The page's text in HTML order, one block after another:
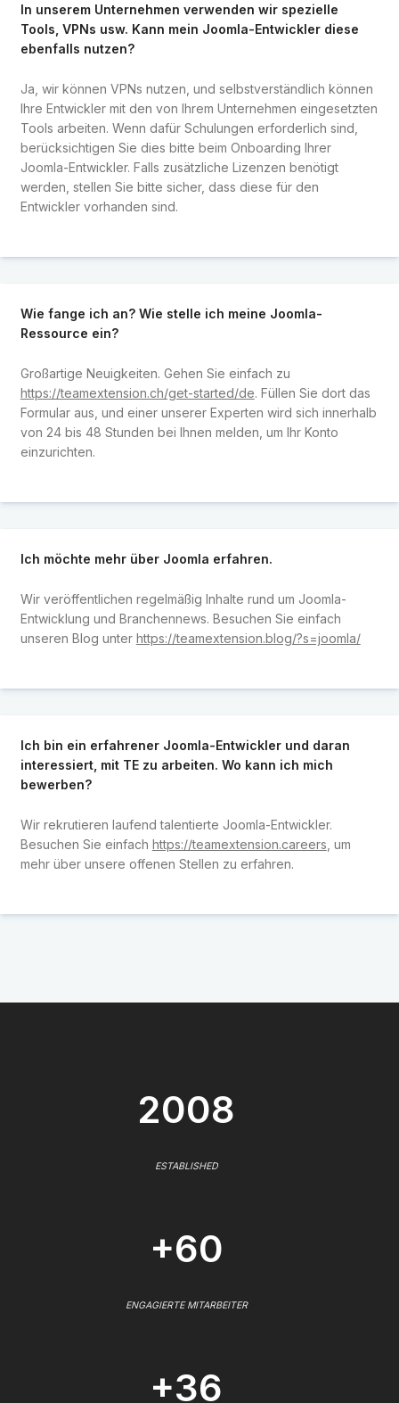
In unserem Unternehmen verwenden wir spezielle
Tools, VPNs usw. Kann mein Joomla-Entwickler diese
ebenfalls nutzen?
Ja, wir können VPNs nutzen, und selbstverständlich können
Ihre Entwickler mit den von Ihrem Unternehmen eingesetzten
Tools arbeiten. Wenn dafür Schulungen erforderlich sind,
berücksichtigen Sie dies bitte beim Onboarding Ihrer
Joomla-Entwickler. Falls zusätzliche Lizenzen benötigt
werden, stellen Sie bitte sicher, dass diese für den
Entwickler vorhanden sind.
Wie fange ich an? Wie stelle ich meine Joomla-
Ressource ein?
Großartige Neuigkeiten. Gehen Sie einfach zu
https://teamextension.ch/get-started/de. Füllen Sie dort das
Formular aus, und einer unserer Experten wird sich innerhalb
von 24 bis 48 Stunden bei Ihnen melden, um Ihr Konto
einzurichten.
Ich möchte mehr über Joomla erfahren.
Wir veröffentlichen regelmäßig Inhalte rund um Joomla-
Entwicklung und Branchennews. Besuchen Sie einfach
unseren Blog unter https://teamextension.blog/?s=joomla/
Ich bin ein erfahrener Joomla-Entwickler und daran
interessiert, mit TE zu arbeiten. Wo kann ich mich
bewerben?
Wir rekrutieren laufend talentierte Joomla-Entwickler.
Besuchen Sie einfach https://teamextension.careers , um
mehr über unsere offenen Stellen zu erfahren.
2008
ESTABLISHED
+60
ENGAGIERTE MITARBEITER
+36